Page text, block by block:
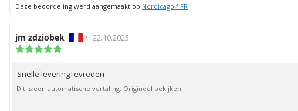
Deze beoordeling werd aangemaakt op Nordicagolf FR
Auteur
van
beoordeling:
jm zdziobek • Beoordelingsdatum:
22.10.2025
5
sterren
Beoordelingstekst:
Snelle leveringTevreden
Dit is een automatische vertaling. Origineel bekijken.